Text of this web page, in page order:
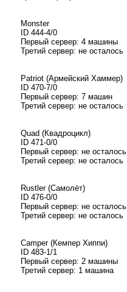
Monster
ID 444-4/0
Первый сервер: 4 машины
Третий сервер: не осталось
Patriot (Армейский Хаммер)
ID 470-7/0
Первый сервер: 7 машин
Третий сервер: не осталось
Quad (Квадроцикл)
ID 471-0/0
Первый сервер: не осталось
Третий сервер: не осталось
Rustler (Самолёт)
ID 476-0/0
Первый сервер: не осталось
Третий сервер: не осталось
Camper (Кемпер Хиппи)
ID 483-1/1
Первый сервер: 2 машины
Третий сервер: 1 машина